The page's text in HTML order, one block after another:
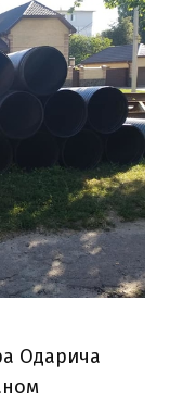
Одарича